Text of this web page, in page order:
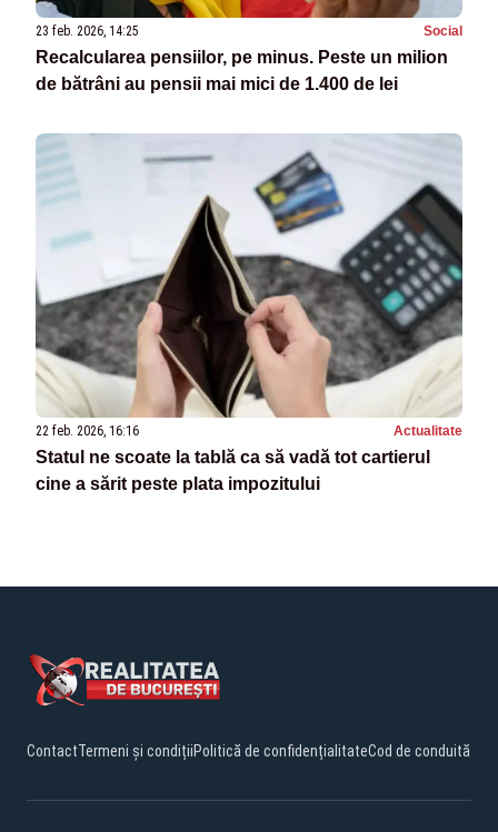
23 feb. 2026, 14:25 Social
Recalcularea pensiilor, pe minus. Peste un milion
de bătrâni au pensii mai mici de 1.400 de lei
22 feb. 2026, 16:16 Actualitate
Statul ne scoate la tablă ca să vadă tot cartierul
cine a sărit peste plata impozitului
ContactTermeni și condițiiPolitică de confidențialitateCod de conduită